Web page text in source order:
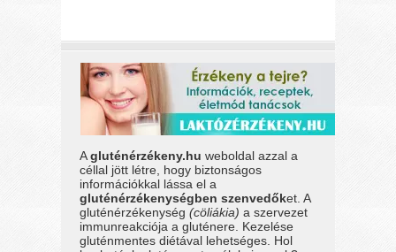
Agluténérzékeny.hu weboldal azzal a
céllal jött létre, hogy biztonságos
információkkal lássa el a
gluténérzékenységben szenvedőket. A
gluténérzékenység(cöliákia) a szervezet
immunreakciója a gluténere. Kezelése
gluténmentes diétával lehetséges. Hol